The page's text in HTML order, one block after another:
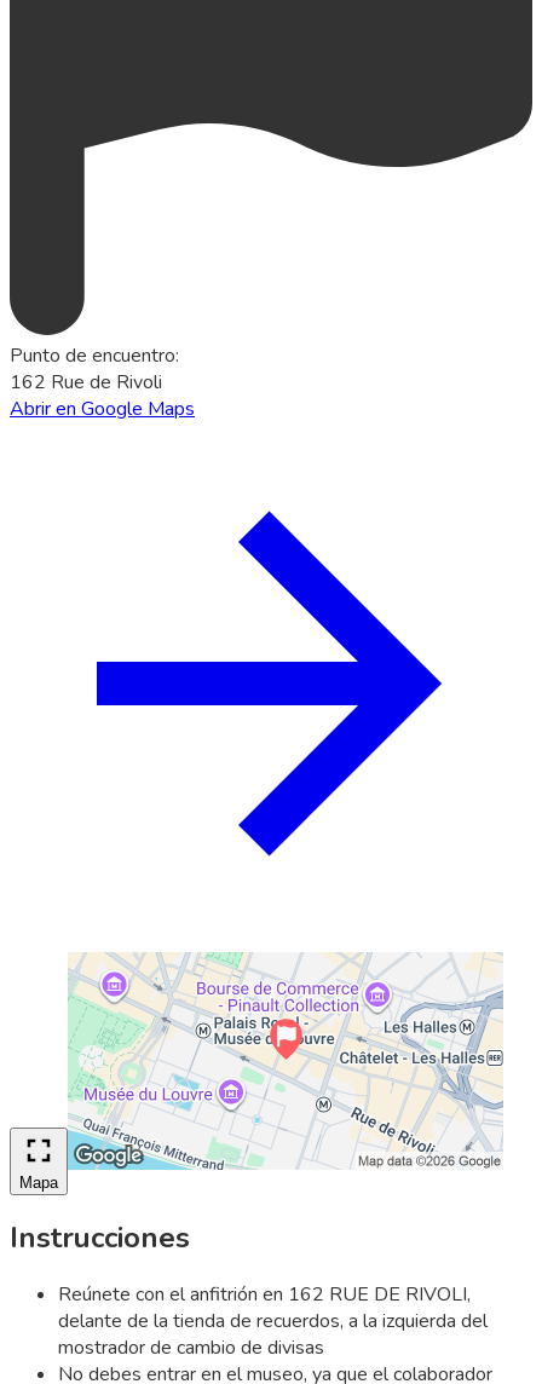
Punto de encuentro:
162 Rue de Rivoli
Abrir en Google Maps
Mapa
Instrucciones
Reúnete con el anfitrión en 162 RUE DE RIVOLI,
delante de la tienda de recuerdos, a la izquierda del
mostrador de cambio de divisas
No debes entrar en el museo, ya que el colaborador